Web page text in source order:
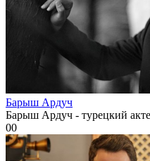
Барыш Ардуч
Барыш Ардуч - турецкий
00